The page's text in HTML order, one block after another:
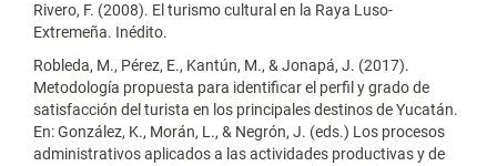
Rivero, F. (2008). El turismo cultural en la Raya Luso-
Extremeña. Inédito.
Robleda, M., Pérez, E., Kantún, M., & Jonapá, J. (2017).
Metodología propuesta para identificar el perfil y grado de
satisfacción del turista en los principales destinos de Yucatán.
En: González, K., Morán, L., & Negrón, J. (eds.) Los procesos
administrativos aplicados a las actividades productivas y de